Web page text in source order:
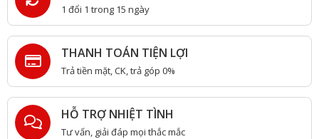
1 đổi 1 trong 15 ngày
THANH TOÁN TIỆN LỢI
Trả tiền mặt, CK, trả góp 0%
HỖ TRỢ NHIỆT TÌNH
Tư vấn, giải đáp mọi thắc mắc